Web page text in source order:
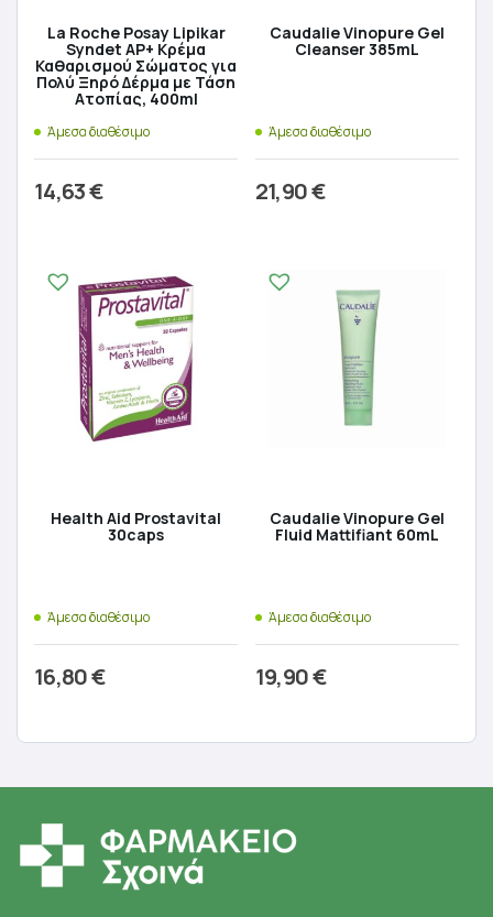
La Roche Posay Lipikar
Syndet AP+ Κρέμα
Καθαρισμού Σώματος για
Πολύ Ξηρό Δέρμα με Τάση
Ατοπίας, 400ml
Άμεσα διαθέσιμο
14,63€
Caudalie Vinopure Gel
Cleanser 385mL
Άμεσα διαθέσιμο
21,90€
Health Aid Prostavital
30caps
Άμεσα διαθέσιμο
16,80€
Caudalie Vinopure Gel
Fluid Mattifiant 60mL
Άμεσα διαθέσιμο
19,90€